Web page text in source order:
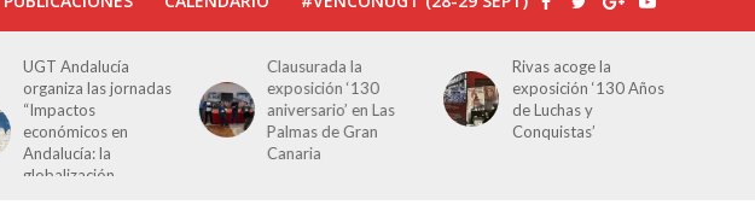
Clausurada la
exposición ‘130
aniversario’ en Las
Palmas de Gran
Canaria
Rivas acoge la
exposición ‘130 Años
de Luchas y
Conquistas’
Javier Bueno, el
periodista asesinado
por Franco por sus
editoriales de prensa